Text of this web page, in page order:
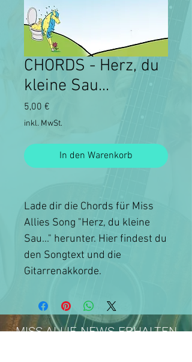
CHORDS - Herz, du
kleine Sau...
5,00 €
inkl. MwSt.
In den Warenkorb
Lade dir die Chords für Miss
Allies Song "Herz, du kleine
Sau..." herunter. Hier findest du
den Songtext und die
Gitarrenakkorde.
MISS ALLIE NEWS ERHALTEN